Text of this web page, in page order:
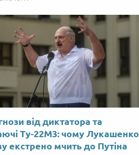
від диктатора та
Ту-22М3: чому Лукашенко
екстрено мчить до Путіна